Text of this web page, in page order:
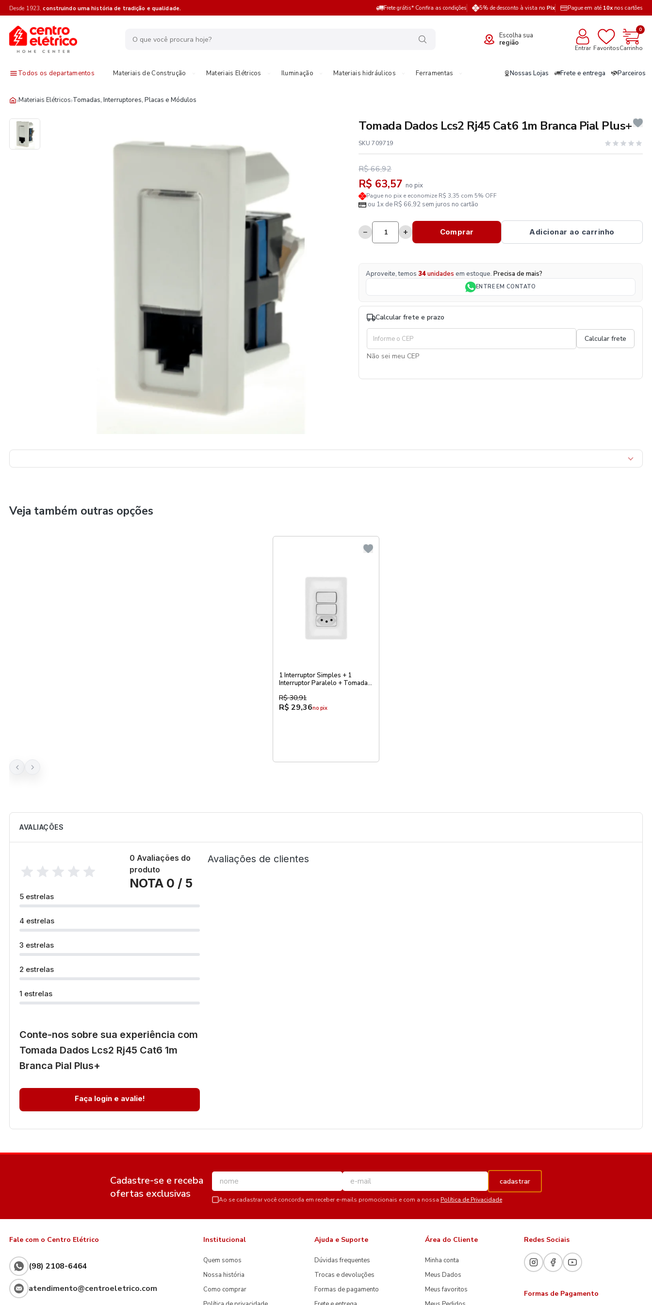
Desde 1923,construindo uma história de tradição e qualidade. Frete grátis* Confira as condições 5% de desconto à vista no Pix Pague em até 10x nos cartões
Escolha sua
região
Entrar Favoritos
0
Carrinho
Todos os departamentos Materiais de Construção Materiais Elétricos Iluminação Materiais hidráulicos Ferramentas Nossas Lojas Frete e entrega Parceiros
›Materiais Elétricos›Tomadas, Interruptores, Placas e Módulos
Tomada Dados Lcs2 Rj45 Cat6 1m Branca Pial Plus+
SKU 709719
R$ 66,92
R$ 63,57 no pix
Pague no pix e economize R$ 3,35 com 5% OFF
ou 1x de R$ 66,92 sem juros no cartão
− + Comprar Adicionar ao carrinho
Aproveite, temos 34unidades em estoque. Precisa de mais?
ENTRE EM CONTATO
Calcular frete e prazo
Não sei meu CEP
Veja também outras opções
1 Interruptor Simples + 1
Interruptor Paralelo + Tomada
R$ 30,91
R$ 29,36no pix
AVALIAÇÕES
0 Avaliações do
produto
NOTA 0 / 5
5 estrelas
4 estrelas
3 estrelas
2 estrelas
1 estrelas
Conte-nos sobre sua experiência com
Tomada Dados Lcs2 Rj45 Cat6 1m
Branca Pial Plus+
Faça login e avalie!
Avaliações de clientes
Cadastre-se e receba
ofertas exclusivas
cadastrar
Ao se cadastrar você concorda em receber e-mails promocionais e com a nossa Política de Privacidade
Fale com o Centro Elétrico
(98) 2108-6464
atendimento@centroeletrico.com
Institucional
Quem somos
Nossa história
Como comprar
Ajuda e Suporte
Dúvidas frequentes
Trocas e devoluções
Formas de pagamento
Área do Cliente
Minha conta
Meus Dados
Meus favoritos
Redes Sociais
Formas de Pagamento